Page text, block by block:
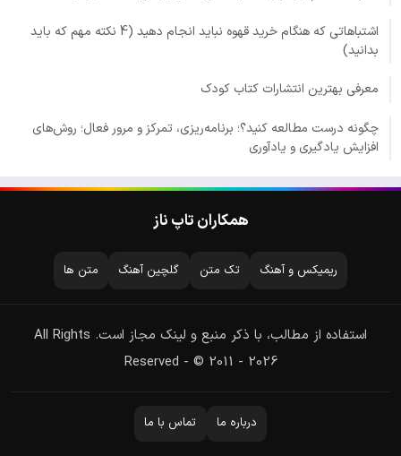
اشتباهاتی که هنگام خرید قهوه نباید انجام دهید (4 نکته مهم که باید
بدانید)
معرفی بهترین انتشارات کتاب کودک
چگونه درست مطالعه کنید؟؛ برنامه‌ریزی، تمرکز و مرور فعال؛ روش‌های
افزایش یادگیری و یادآوری
همکاران تاپ ناز
ریمیکس و آهنگ تک متن گلچین آهنگ متن ها
استفاده از مطالب، با ذکر منبع و لینک مجاز است. All Rights
Reserved - © 2011 - 2026
درباره ما تماس با ما